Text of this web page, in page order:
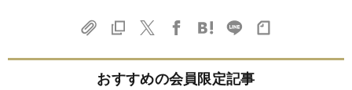
おすすめの会員限定記事